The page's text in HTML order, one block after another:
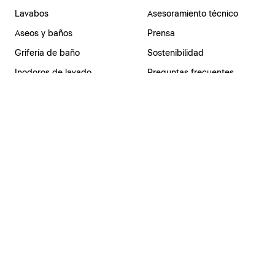
Lavabos
Aseos y baños
Grifería de baño
Inodoros de lavado
Asesoramiento técnico
Prensa
Sostenibilidad
Preguntas frecuentes